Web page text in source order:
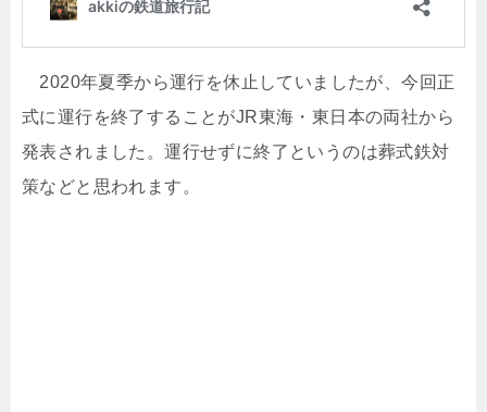
2020年夏季から運行を休止していましたが、今回正
式に運行を終了することがJR東海・東日本の両社から
発表されました。運行せずに終了というのは葬式鉄対
策などと思われます。